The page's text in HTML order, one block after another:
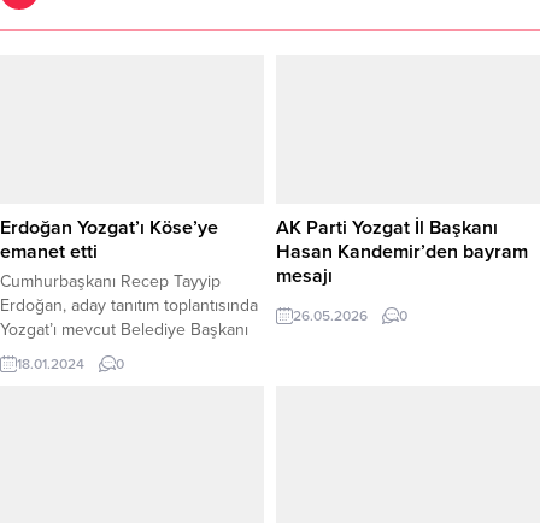
Erdoğan Yozgat’ı Köse’ye
emanet etti
Cumhurbaşkanı Recep Tayyip
Erdoğan, aday tanıtım toplantısında
Yozgat’ı mevcut Belediye Başkanı
Celal Köse’ye emanet etti.
18.01.2024 0
AK Parti Yozgat İl Başkanı
Hasan Kandemir’den bayram
mesajı
26.05.2026 0